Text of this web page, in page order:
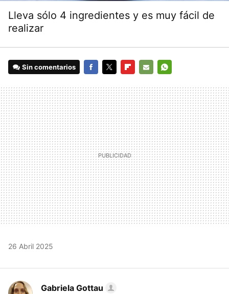
Lleva sólo 4 ingredientes y es muy fácil de
realizar
Sin comentarios
MAIL
26 Abril 2025
Gabriela Gottau